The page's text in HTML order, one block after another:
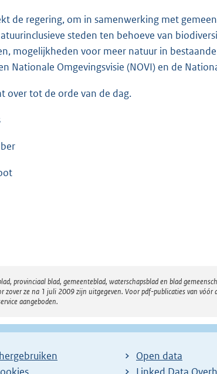
de regering, om in samenwerking met
steden ten behoeve van
mogelijkheden voor meer natuur in
Nationale Omgevingsvisie (NOVI) en de
over tot de orde van de dag.
provinciaal blad, gemeenteblad, waterschapsblad en blad
ze na 1 juli 2009 zijn uitgegeven. Voor pdf-publicaties van
aangeboden.
Open data